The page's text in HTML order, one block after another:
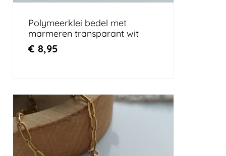
Polymeerklei bedel met
marmeren transparant wit
€ 8,95